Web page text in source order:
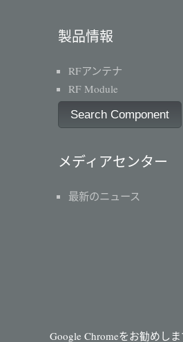
製品情報
RFアンテナ
RF Module
Search Component
メディアセンター
最新のニュース
Google Chromeをお勧めし